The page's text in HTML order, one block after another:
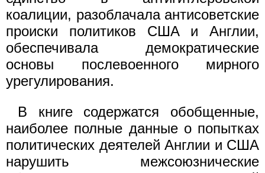
коалиции, разоблачала антисоветские
происки политиков США и Англии,
обеспечивала демократические
основы послевоенного мирного
урегулирования.
В книге содержатся обобщенные,
наиболее полные данные о попытках
политических деятелей Англии и США
нарушить межсоюзнические